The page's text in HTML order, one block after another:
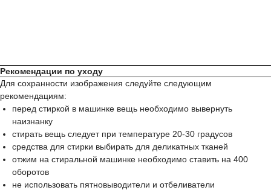
Рекомендации по уходу
Для сохранности изображения следуйте следующим
рекомендациям:
перед стиркой в машинке вещь необходимо вывернуть
наизнанку
стирать вещь следует при температуре 20-30 градусов
средства для стирки выбирать для деликатных тканей
отжим на стиральной машинке необходимо ставить на 400
оборотов
не использовать пятновыводители и отбеливатели